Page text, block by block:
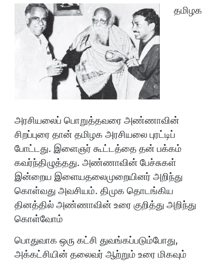
தமிழக
அரசியலைப் பொறுத்தவரை அண்ணாவின்
சிறப்புரை தான் தமிழக அரசியலை புரட்டிப்
போட்டது. இளைஞர் கூட்டத்தை தன் பக்கம்
கவர்ந்திழுத்தது. அண்ணாவின் பேச்சுகள்
இன்றைய இளையதலைமுறையினர் அறிந்து
கொள்வது அவசியம். திமுக தொடங்கிய
தினத்தில் அண்ணாவின் உரை குறித்து அறிந்து
கொள்வோம்
பொதுவாக ஒரு கட்சி துவங்கப்படும்போது,
அக்கட்சியின் தலைவர் ஆற்றும் உரை மிகவும்